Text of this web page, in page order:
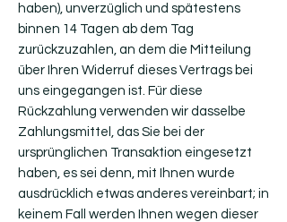
haben), unverzüglich und spätestens
binnen 14 Tagen ab dem Tag
zurückzuzahlen, an dem die Mitteilung
über Ihren Widerruf dieses Vertrags bei
uns eingegangen ist. Für diese
Rückzahlung verwenden wir dasselbe
Zahlungsmittel, das Sie bei der
ursprünglichen Transaktion eingesetzt
haben, es sei denn, mit Ihnen wurde
ausdrücklich etwas anderes vereinbart; in
keinem Fall werden Ihnen wegen dieser